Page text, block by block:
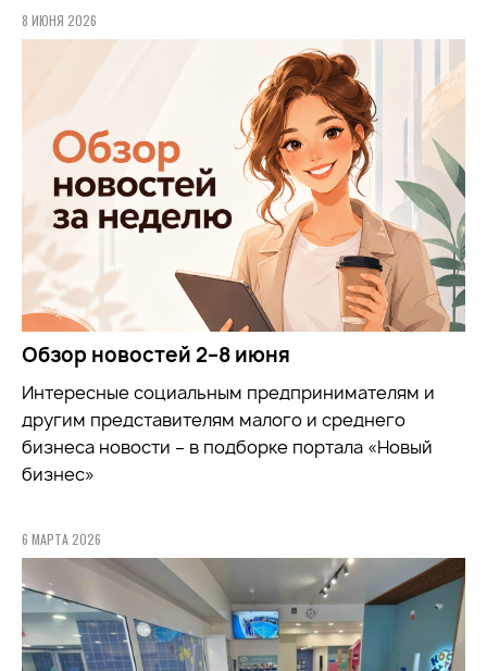
8 ИЮНЯ 2026
Обзор новостей 2–8 июня
Интересные социальным предпринимателям и
другим представителям малого и среднего
бизнеса новости – в подборке портала «Новый
бизнес»
6 МАРТА 2026